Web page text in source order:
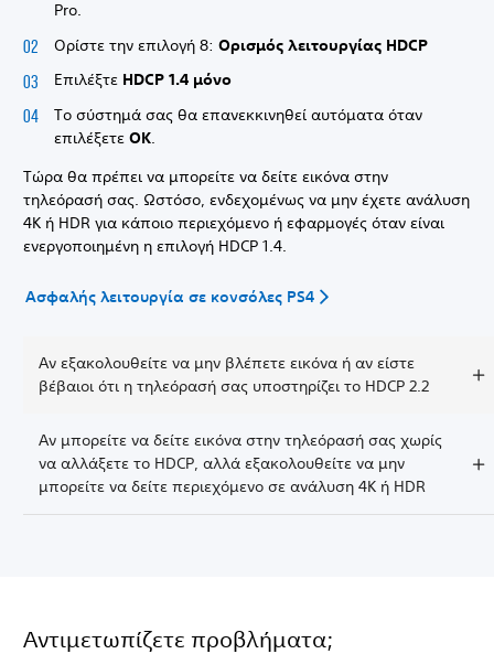
Pro.
Ορίστε την επιλογή 8: Ορισμός λειτουργίας HDCP
Επιλέξτε HDCP 1.4 μόνο
Το σύστημά σας θα επανεκκινηθεί αυτόματα όταν
επιλέξετε OK
Τώρα θα πρέπει να μπορείτε να δείτε εικόνα στην
τηλεόρασή σας. Ωστόσο, ενδεχομένως να μην έχετε ανάλυση
4K ή HDR για κάποιο περιεχόμενο ή εφαρμογές όταν είναι
ενεργοποιημένη η επιλογή HDCP 1.4.
Ασφαλής λειτουργία σε κονσόλες PS4
Αν εξακολουθείτε να μην βλέπετε εικόνα ή αν είστε
βέβαιοι ότι η τηλεόρασή σας υποστηρίζει το HDCP 2.2
Αν μπορείτε να δείτε εικόνα στην τηλεόρασή σας χωρίς
να αλλάξετε το HDCP, αλλά εξακολουθείτε να μην
μπορείτε να δείτε περιεχόμενο σε ανάλυση 4K ή HDR
Αντιμετωπίζετε προβλήματα;